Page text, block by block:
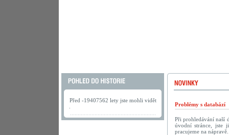
Před -19407562 lety jste mohli vidět
Problémy s databází
Při prohledávání naší
úvodní stránce, jste
pracujeme na